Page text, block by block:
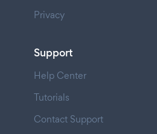
Privacy
Support
Help Center
Tutorials
Contact Support